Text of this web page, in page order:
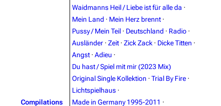
Random page
Discography
Song list
Tour dates
Merchandise
Waidmanns Heil / Liebe ist für alle da ·
Mein Land · Mein Herz brennt ·
Pussy / Mein Teil · Deutschland · Radio ·
Ausländer · Zeit · Zick Zack · Dicke Titten ·
Angst · Adieu ·
Du hast / Spiel mit mir (2023 Mix)
Compilations
Original Single Kollektion · Trial By Fire ·
Lichtspielhaus ·
Made in Germany 1995-2011 ·